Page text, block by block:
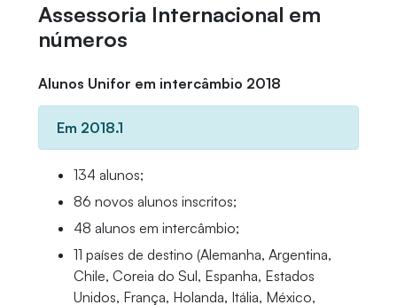
Assessoria Internacional em
números
Alunos Unifor em intercâmbio 2018
Em 2018.1
134 alunos;
86 novos alunos inscritos;
48 alunos em intercâmbio;
11 países de destino (Alemanha, Argentina,
Chile, Coreia do Sul, Espanha, Estados
Unidos, França, Holanda, Itália, México,